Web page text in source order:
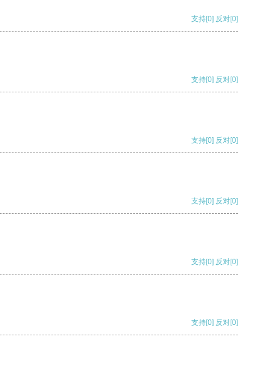
支持[0] 反对[0]
支持[0] 反对[0]
支持[0] 反对[0]
支持[0] 反对[0]
支持[0] 反对[0]
支持[0] 反对[0]